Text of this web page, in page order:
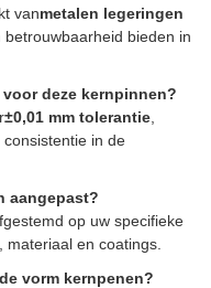
vanmetalen legeringen
bieden in
deze kernpinnen?
±0,01 mm tolerantie
in de
aangepast?
op uw specifieke
en coatings.
vorm kernpenen?